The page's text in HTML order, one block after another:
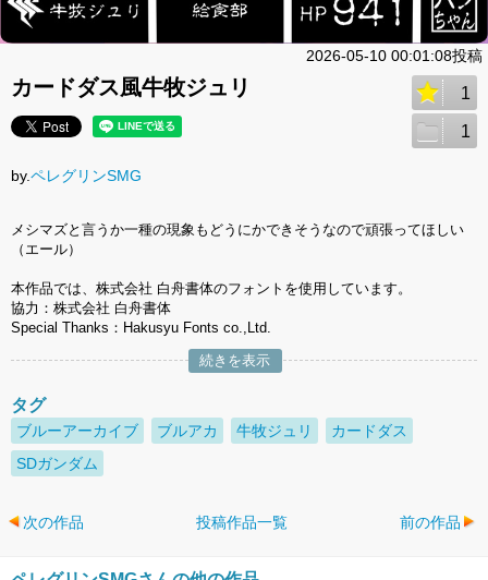
2026-05-10 00:01:08投稿
カードダス風牛牧ジュリ 1
1
by.ペレグリンSMG
メシマズと言うか一種の現象もどうにかできそうなので頑張ってほしい
（エール）
本作品では、株式会社 白舟書体のフォントを使用しています。
協力：株式会社 白舟書体
Special Thanks：Hakusyu Fonts co.,Ltd.
続きを表示
タグ
ブルーアーカイブ ブルアカ 牛牧ジュリ
カードダス
SDガンダム
次の作品 投稿作品一覧 前の作品